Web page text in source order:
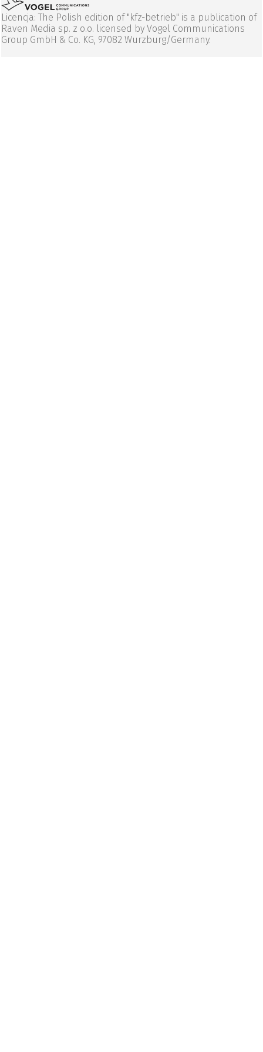
Licencja: The Polish edition of "kfz-betrieb" is a publication of
Raven Media sp. z o.o. licensed by Vogel Communications
Group GmbH & Co. KG, 97082 Wurzburg/Germany.